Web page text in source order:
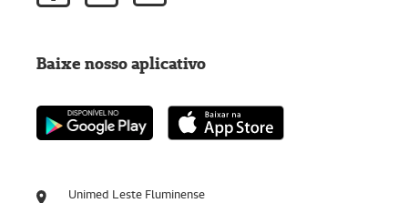
Unimed Leste Fluminense
Baixe nosso aplicativo